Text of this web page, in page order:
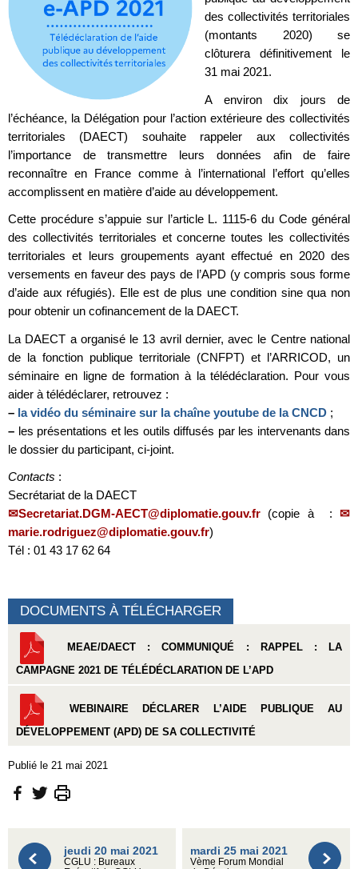
des collectivités territoriales
(montants 2020) se
clôturera définitivement le
31 mai 2021.
A environ dix jours de
l’échéance, la Délégation pour l’action extérieure des collectivités
territoriales (DAECT) souhaite rappeler aux collectivités
l’importance de transmettre leurs données afin de faire
reconnaître en France comme à l’international l’effort qu’elles
accomplissent en matière d’aide au développement.
Cette procédure s’appuie sur l’article L. 1115-6 du Code général
des collectivités territoriales et concerne toutes les collectivités
territoriales et leurs groupements ayant effectué en 2020 des
versements en faveur des pays de l’APD (y compris sous forme
d’aide aux réfugiés). Elle est de plus une condition sine qua non
pour obtenir un cofinancement de la DAECT.
La DAECT a organisé le 13 avril dernier, avec le Centre national
de la fonction publique territoriale (CNFPT) et l’ARRICOD, un
séminaire en ligne de formation à la télédéclaration. Pour vous
aider à télédéclarer, retrouvez :
– la vidéo du séminaire sur la chaîne youtube de la CNCD ;
– les présentations et les outils diffusés par les intervenants dans
le dossier du participant, ci-joint.
Contacts :
Secrétariat de la DAECT
Secretariat.DGM-AECT@diplomatie.gouv.fr (copie à :
marie.rodriguez@diplomatie.gouv.fr)
Tél : 01 43 17 62 64
DOCUMENTS À TÉLÉCHARGER
MEAE/DAECT : COMMUNIQUÉ : RAPPEL : LA
CAMPAGNE 2021 DE TÉLÉDÉCLARATION DE L’APD
WEBINAIRE DÉCLARER L’AIDE PUBLIQUE AU
DÉVELOPPEMENT (APD) DE SA COLLECTIVITÉ
Publié le 21 mai 2021
jeudi 20 mai 2021
CGLU : Bureaux
mardi 25 mai 2021
Vème Forum Mondial